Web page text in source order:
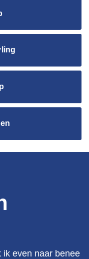
ik even naar benee